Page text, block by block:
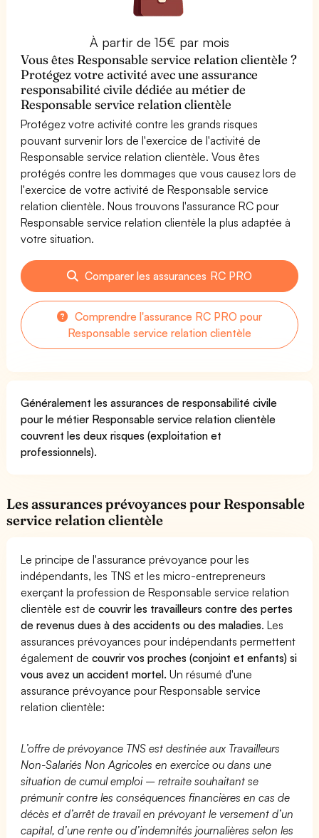
À partir de 15€ par mois
Vous êtes Responsable service relation clientèle ?
Protégez votre activité avec une assurance
responsabilité civile dédiée au métier de
Responsable service relation clientèle
Protégez votre activité contre les grands risques
pouvant survenir lors de l'exercice de l'activité de
Responsable service relation clientèle. Vous êtes
protégés contre les dommages que vous causez lors de
l'exercice de votre activité de Responsable service
relation clientèle. Nous trouvons l'assurance RC pour
Responsable service relation clientèle la plus adaptée à
votre situation.
Comparer les assurances RC PRO
Comprendre l'assurance RC PRO pour
Responsable service relation clientèle
Généralement les assurances de responsabilité civile
pour le métier Responsable service relation clientèle
couvrent les deux risques (exploitation et
professionnels).
Les assurances prévoyances pour Responsable
service relation clientèle
Le principe de l'assurance prévoyance pour les
indépendants, les TNS et les micro-entrepreneurs
exerçant la profession de Responsable service relation
clientèle est decouvrir les travailleurs contre des pertes
de revenus dues à des accidents ou des maladies. Les
assurances prévoyances pour indépendants permettent
également decouvrir vos proches (conjoint et enfants) si
vous avez un accident mortel. Un résumé d'une
assurance prévoyance pour Responsable service
relation clientèle:
L’offre de prévoyance TNS est destinée aux Travailleurs
Non-Salariés Non Agricoles en exercice ou dans une
situation de cumul emploi – retraite souhaitant se
prémunir contre les conséquences financières en cas de
décès et d’arrêt de travail en prévoyant le versement d’un
capital, d’une rente ou d’indemnités journalières selon les